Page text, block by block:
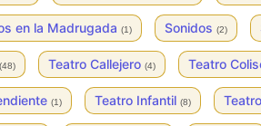
en la Madrugada (1) Sonidos (2)
(48) Teatro Callejero (4) Teatro
(1) Teatro Infantil (8)